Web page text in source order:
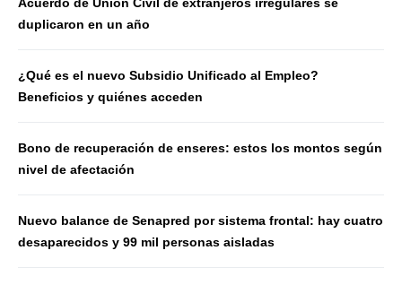
duplicaron en un año
¿Qué es el nuevo Subsidio Unificado al Empleo?
Beneficios y quiénes acceden
Bono de recuperación de enseres: estos los montos según
nivel de afectación
Nuevo balance de Senapred por sistema frontal: hay cuatro
desaparecidos y 99 mil personas aisladas